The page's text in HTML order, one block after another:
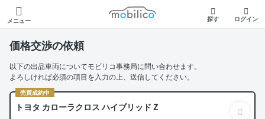
メニュー
モビリコ
探す ログイン
価格交渉の依頼
以下の出品車両についてモビリコ事務局に問い合わせます。
よろしければ必須の項目を入力の上、送信してください。
売買成約中
トヨタ カローラクロス ハイブリッド Z